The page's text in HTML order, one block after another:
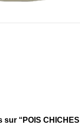
“POIS CHICHES